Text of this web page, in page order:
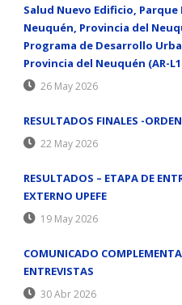
Salud Nuevo Edificio,
Neuquén, Provincia del
Programa de Desarrollo
Provincia del Neuquén (AR-
26 May 2026
RESULTADOS FINALES -
22 May 2026
RESULTADOS – ETAPA DE
EXTERNO UPEFE
19 May 2026
COMUNICADO
ENTREVISTAS
30 Abr 2026